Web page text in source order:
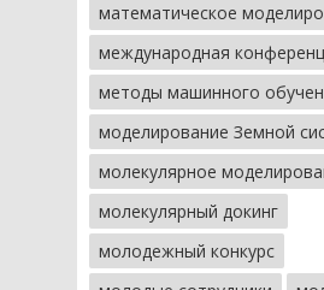
математическое
международная
методы машинного
моделирование Земной
молекулярное
молекулярный докинг
молодежный конкурс